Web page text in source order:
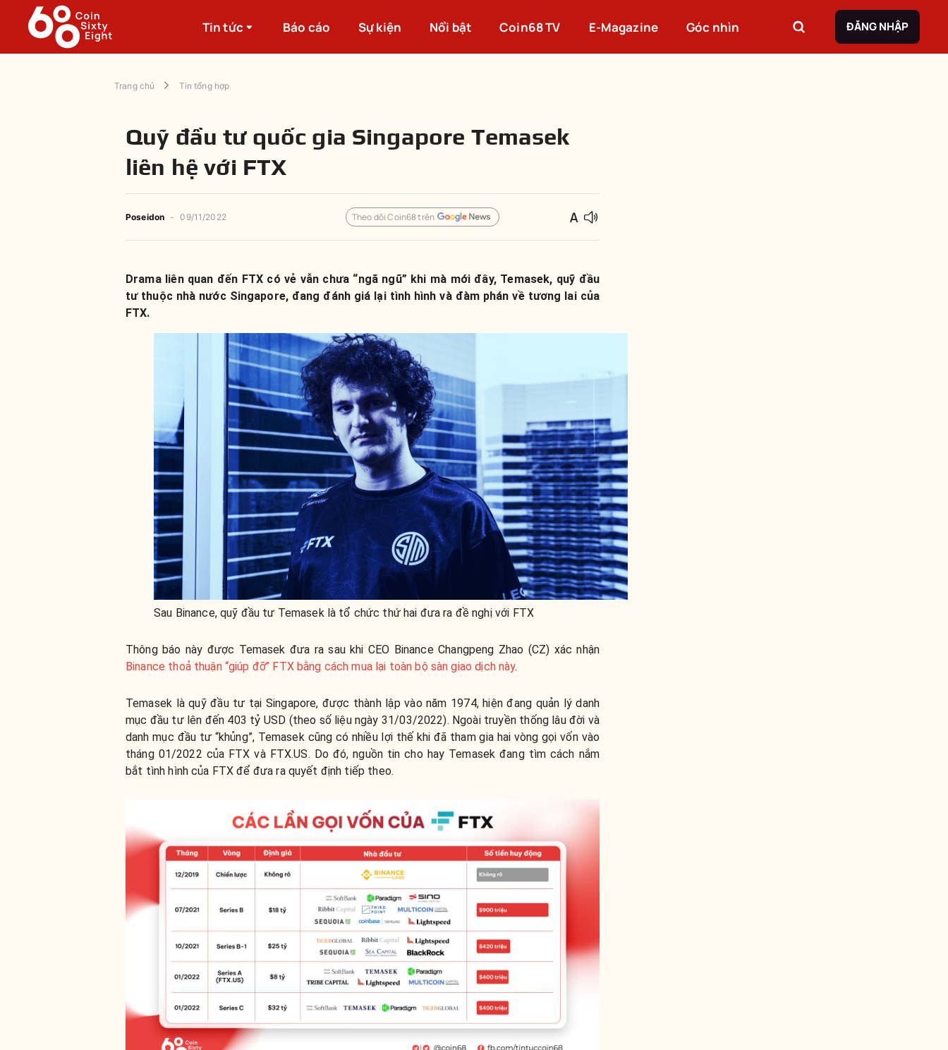
Tin tức Báo cáo Sự kiện Nổi bật Coin68 TV E-Magazine Góc nhìn ĐĂNG NHẬP
Trang chủ Tin tổng hợp
Quỹ đầu tư quốc gia Singapore Temasek
liên hệ với FTX
Poseidon - 09/11/2022 Theo dõi Coin68 trên
Drama liên quan đến FTX có vẻ vẫn chưa “ngã ngũ” khi mà mới đây, Temasek, quỹ đầu
tư thuộc nhà nước Singapore, đang đánh giá lại tình hình và đàm phán về tương lai của
FTX.
Sau Binance, quỹ đầu tư Temasek là tổ chức thứ hai đưa ra đề nghị với FTX
Thông báo này được Temasek đưa ra sau khi CEO Binance Changpeng Zhao (CZ) xác nhận
Binance thoả thuận “giúp đỡ” FTX bằng cách mua lại toàn bộ sàn giao dịch này.
Temasek là quỹ đầu tư tại Singapore, được thành lập vào năm 1974, hiện đang quản lý danh
mục đầu tư lên đến 403 tỷ USD (theo số liệu ngày 31/03/2022). Ngoài truyền thống lâu đời và
danh mục đầu tư “khủng”, Temasek cũng có nhiều lợi thế khi đã tham gia hai vòng gọi vốn vào
tháng 01/2022 của FTX và FTX.US. Do đó, nguồn tin cho hay Temasek đang tìm cách nắm
bắt tình hình của FTX để đưa ra quyết định tiếp theo.